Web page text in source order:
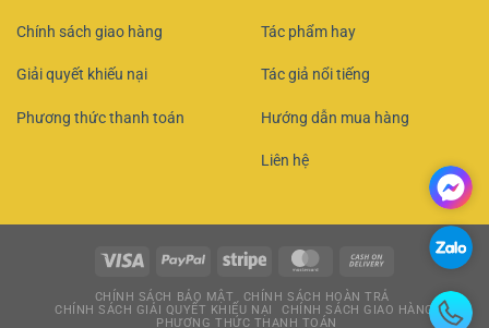
Chính sách giao hàng
Giải quyết khiếu nại
Phương thức thanh toán
Tác phẩm hay
Tác giả nổi tiếng
Hướng dẫn mua hàng
Liên hệ
CHÍNH SÁCH BẢO MẬT
CHÍNH SÁCH HOÀN TRẢ
CHÍNH SÁCH GIẢI QUYẾT KHIẾU NẠI
CHÍNH SÁCH GIAO HÀNG
PHƯƠNG THỨC THANH TOÁN